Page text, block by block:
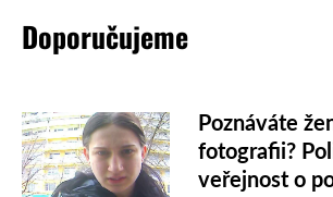
Doporučujeme